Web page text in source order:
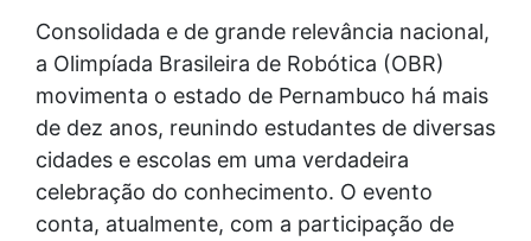
Consolidada e de grande relevância nacional,
a Olimpíada Brasileira de Robótica (OBR)
movimenta o estado de Pernambuco há mais
de dez anos, reunindo estudantes de diversas
cidades e escolas em uma verdadeira
celebração do conhecimento. O evento
conta, atualmente, com a participação de